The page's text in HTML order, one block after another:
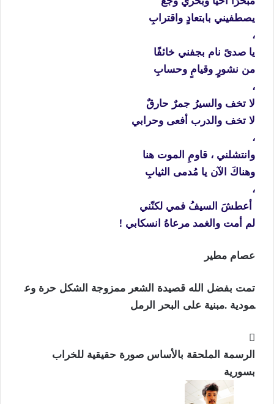
يصطفيني بابتعادٍ واقترابِ
،
يا صدىً نام بجفني خائفًا
من نشورٍ وقيامٍ وحسابِ
،
لا تخف والسيرُ جمرٌ حارقٌ
لا تخف والدرب أفعى وحرابي
،
وانتشلني ، قاومِ الموت هنا
وهناكَ الآن يا مُدمى الثيابِ
،
أعطشَ السيفُ فمي لكنّني
لم أمت والغمد مرعاهُ انسكابي !
عصام مطير
تمت بفضل الله قصيدة الشعر ممزوجة الشكل حرة وع
مودية .مبنية على البحر الرمل
الرسمة الملحقة بالأساس صورة حقيقية للخراب
بسورية